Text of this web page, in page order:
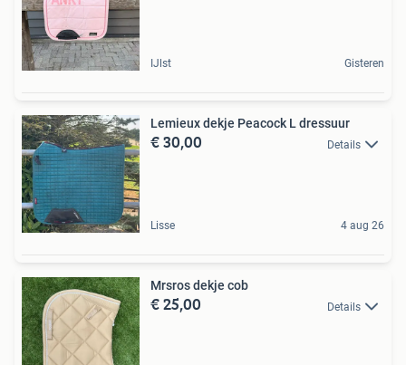
IJlst Gisteren
Lemieux dekje Peacock L dressuur
€ 30,00 Details
Lisse 4 aug 26
Mrsros dekje cob
€ 25,00 Details